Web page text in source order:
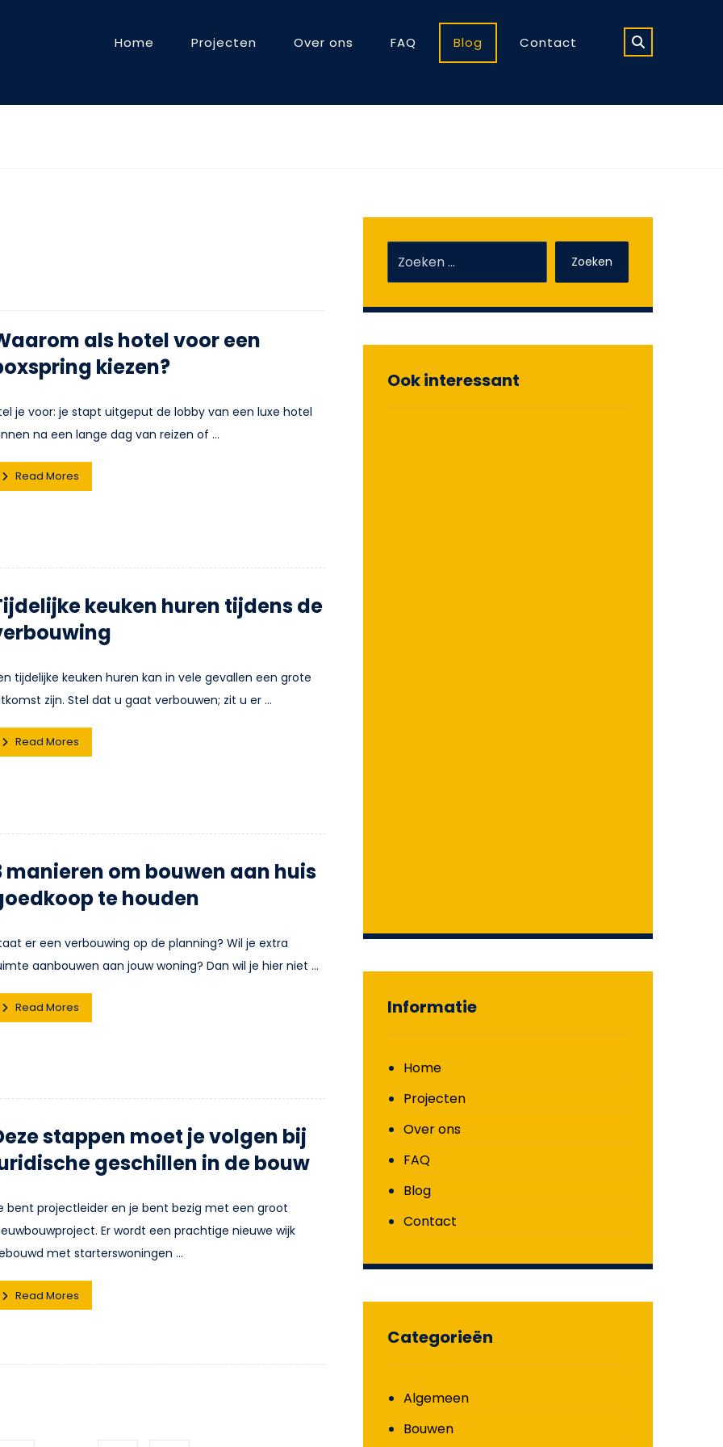
Home Projecten Over ons FAQ Blog Contact
als hotel voor een
kiezen?
je voor: je stapt uitgeput de lobby van een luxe hotel
na een lange dag van reizen of ...
Read Mores
keuken huren tijdens de
tijdelijke keuken huren kan in vele gevallen een grote
zijn. Stel dat u gaat verbouwen; zit u er ...
Read Mores
manieren om bouwen aan huis
te houden
er een verbouwing op de planning? Wil je extra
aanbouwen aan jouw woning? Dan wil je hier niet ...
Read Mores
stappen moet je volgen bij
geschillen in de bouw
bent projectleider en je bent bezig met een groot
Er wordt een prachtige nieuwe wijk
met starterswoningen ...
Read Mores
Zoeken
Ook interessant
Informatie
Home
Projecten
Over ons
FAQ
Blog
Contact
Categorieën
Algemeen
Bouwen